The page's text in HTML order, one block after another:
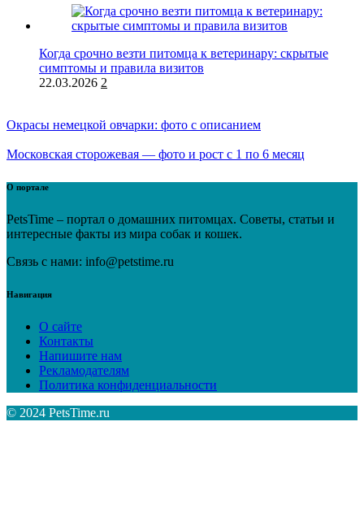
Когда срочно везти питомца к ветеринару: скрытые
симптомы и правила визитов
22.03.2026 2
Окрасы немецкой овчарки: фото с описанием
Московская сторожевая — фото и рост с 1 по 6 месяц
О портале
PetsTime – портал о домашних питомцах. Советы, статьи и
интересные факты из мира собак и кошек.
Связь с нами: info@petstime.ru
Навигация
О сайте
Контакты
Напишите нам
Рекламодателям
Политика конфиденциальности
© 2024 PetsTime.ru